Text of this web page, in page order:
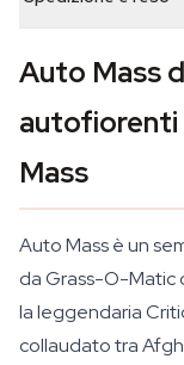
Auto Mass
autofiorenti
Mass
Auto Mass è un
da Grass-O-Matic
la leggendaria
collaudato tra